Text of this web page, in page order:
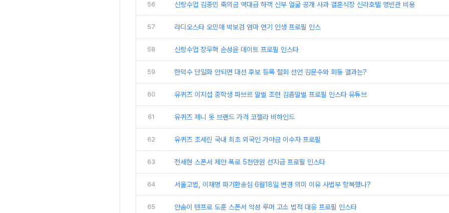
56 신랑수업 김종민 축의금 역대급 하객 신부 얼굴 공개 사과 결혼식장 신라호텔 영빈관 비용
57 라디오스타 오민애 박보검 엄마 연기 인생 프로필 인스
58 신랑수업 장우혁 손성윤 데이트 프로필 인스타
59 한덕수 단일화 안되면 대선 후보 등록 철회 선언 김문수와 회동 결과는?
60 유퀴즈 이지섭 중학생 파브르 말벌 조련 김좀말벌 프로필 인스타 유튜브
61 유퀴즈 제니 옷 브랜드 가격 코첼라 비하인드
62 유퀴즈 조세린 국내 최초 외국인 가야금 이수자 프로필
63 전세현 스폰서 제안 폭로 5천만원 선지급 프로필 인스타
64 서울고법, 이재명 파기환송심 6월18일 변경 의미 이유 사법부 항복했나?
65 안솜이 텐프로 도훈 스폰서 악성 루머 고소 법적 대응 프로필 인스타